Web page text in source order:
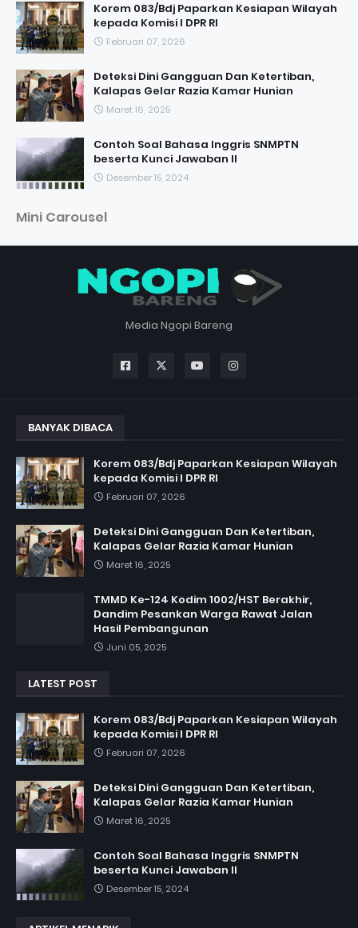
Korem 083/Bdj Paparkan Kesiapan Wilayah
kepada Komisi I DPR RI
Februari 07, 2026
Deteksi Dini Gangguan Dan Ketertiban,
Kalapas Gelar Razia Kamar Hunian
Maret 16, 2025
Contoh Soal Bahasa Inggris SNMPTN
beserta Kunci Jawaban II
Desember 15, 2024
Mini Carousel
Media Ngopi Bareng
BANYAK DIBACA
Korem 083/Bdj Paparkan Kesiapan Wilayah
kepada Komisi I DPR RI
Februari 07, 2026
Deteksi Dini Gangguan Dan Ketertiban,
Kalapas Gelar Razia Kamar Hunian
Maret 16, 2025
TMMD Ke-124 Kodim 1002/HST Berakhir,
Dandim Pesankan Warga Rawat Jalan
Hasil Pembangunan
Juni 05, 2025
LATEST POST
Korem 083/Bdj Paparkan Kesiapan Wilayah
kepada Komisi I DPR RI
Februari 07, 2026
Deteksi Dini Gangguan Dan Ketertiban,
Kalapas Gelar Razia Kamar Hunian
Maret 16, 2025
Contoh Soal Bahasa Inggris SNMPTN
beserta Kunci Jawaban II
Desember 15, 2024